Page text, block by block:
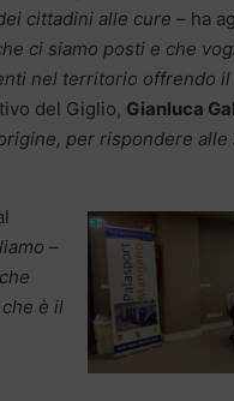
cittadini alle cure – ha
ci siamo posti e che
nel territorio offrendo
del Giglio, Gianluca
per rispondere
–
è il